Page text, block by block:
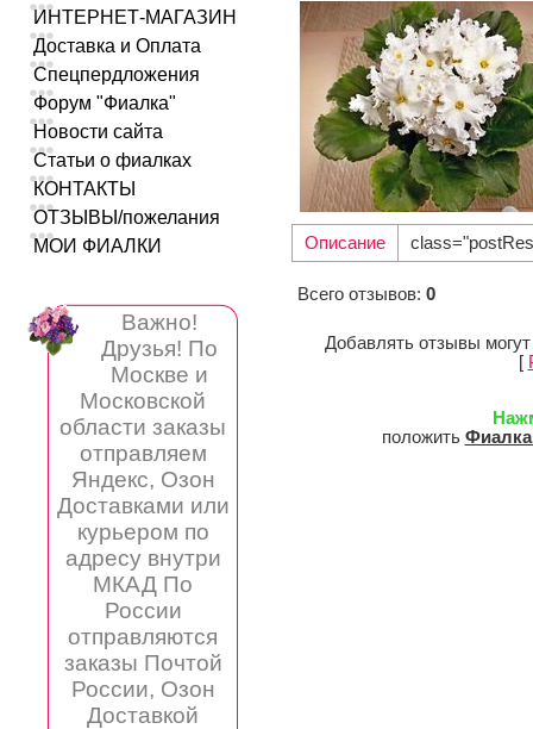
ИНТЕРНЕТ-МАГАЗИН
Доставка и Оплата
Спецпердложения
Форум "Фиалка"
Новости сайта
Статьи о фиалках
КОНТАКТЫ
ОТЗЫВЫ/пожелания
МОИ ФИАЛКИ
Важно!
Друзья! По
Москве и
Московской
области заказы
отправляем
Яндекс, Озон
Доставками или
курьером по
адресу внутри
МКАД По
России
отправляются
заказы Почтой
России, Озон
Доставкой
Описание
Всего отзывов: 0
Добавлять отзывы
[
положить